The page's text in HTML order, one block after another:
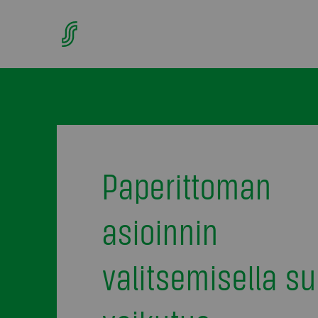
Paperittoman
asioinnin
valitsemisella